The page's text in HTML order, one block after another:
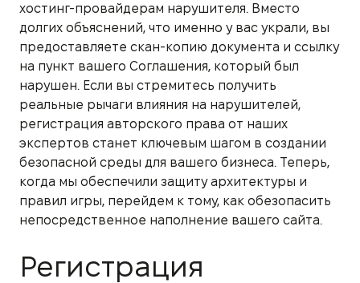
хостинг-провайдерам нарушителя. Вместо
долгих объяснений, что именно у вас украли, вы
предоставляете скан-копию документа и ссылку
на пункт вашего Соглашения, который был
нарушен. Если вы стремитесь получить
реальные рычаги влияния на нарушителей,
регистрация авторского права от наших
экспертов станет ключевым шагом в создании
безопасной среды для вашего бизнеса. Теперь,
когда мы обеспечили защиту архитектуры и
правил игры, перейдем к тому, как обезопасить
непосредственное наполнение вашего сайта.
Регистрация